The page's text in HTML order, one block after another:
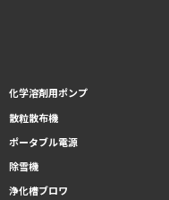
化学溶剤用ポンプ
散粒散布機
ポータブル電源
除雪機
浄化槽ブロワ